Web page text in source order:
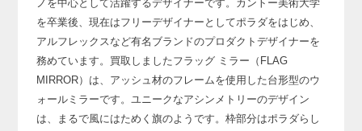
ノを中心として活躍するデザイナーです。 カントー美術大学
を卒業後、現在はフリーデザイナーとしてポラダをはじめ、
アルフレックスなど有名ブランドのプロダクトデザイナーを
務めています。 買取しましたフラッグ ミラー（FLAG
MIRROR）は、 アッシュ材のフレームを使用した台形型のウ
ォールミラーです。 ユニークなアシンメトリーのデザイン
は、
まるで風にはためく旗のようです。 枠部分はポラダらし